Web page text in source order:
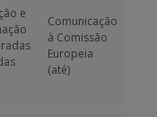
e
Comunicação
à Comissão
Europeia
(até)